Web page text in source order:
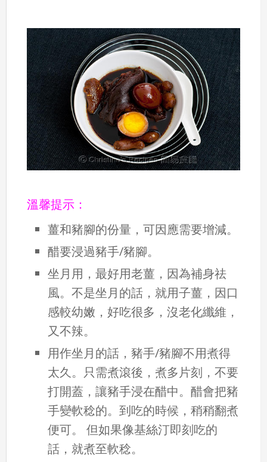
溫馨提示：
薑和豬腳的份量，可因應需要增減。
醋要浸過豬手/豬腳。
坐月用，最好用老薑，因為補身祛
風。不是坐月的話，就用子薑，因口
感較幼嫩，好吃很多，沒老化纖維，
又不辣。
用作坐月的話，豬手/豬腳不用煮得
太久。只需煮滾後，煮多片刻，不要
打開蓋，讓豬手浸在醋中。醋會把豬
手變軟稔的。到吃的時候，稍稍翻煮
便可。 但如果像基絲汀即刻吃的
話，就煮至軟稔。